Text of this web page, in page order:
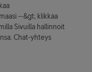
--&gt; klikkaa
Sivuilla hallinnoit
Chat-yhteys